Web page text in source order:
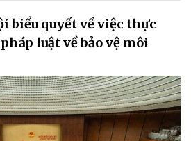
biểu quyết về việc thực
luật về bảo vệ môi